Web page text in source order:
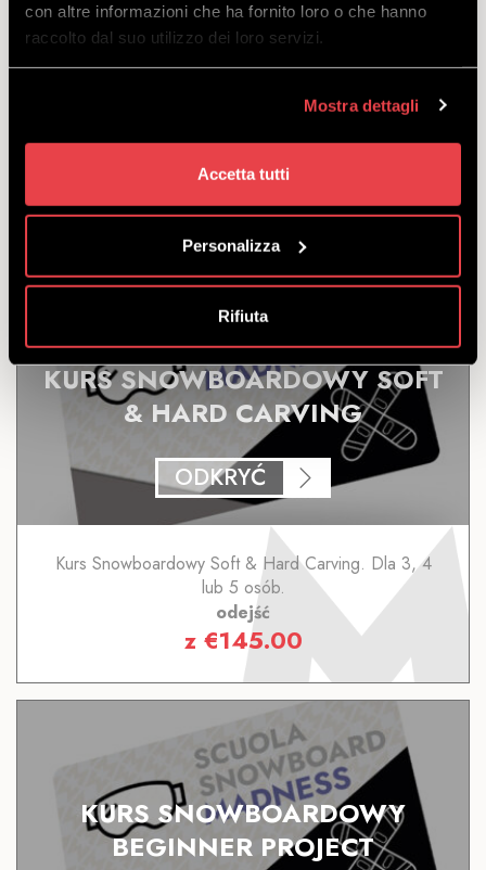
con altre informazioni che ha fornito loro o che hanno
raccolto dal suo utilizzo dei loro servizi.
Mostra dettagli
Accetta tutti
Personalizza
Rifiuta
ODKRYĆ
odejść
z€145.00
KURS SNOWBOARDOWY SOFT
& HARD CARVING
ODKRYĆ
Kurs Snowboardowy Soft & Hard Carving. Dla 3, 4
lub 5 osób.
odejść
z €145.00
KURS SNOWBOARDOWY
BEGINNER PROJECT